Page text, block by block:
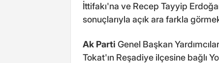
İttifakı'na ve Recep Tayyip
sonuçlarıyla açık ara farkla
Ak Parti Genel Başkan
Tokat'ın Reşadiye ilçesine bağlı